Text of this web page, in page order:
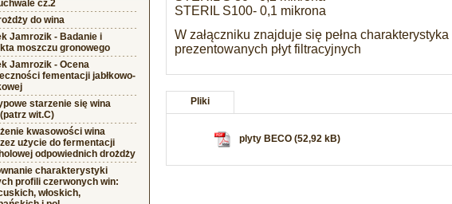
cz.2
do wina
Jamrozik - Badanie i
moszczu gronowego
Jamrozik - Ocena
fementacji jabłkowo-
starzenie się wina
wit.C)
kwasowości wina
użycie do fermentacji
odpowiednich drożdży
charakterystyki
profili czerwonych win:
włoskich,
STERIL S100- 0,1 mikrona
W załączniku znajduje się pełna charakterystyka
prezentowanych płyt filtracyjnych
Pliki
plyty BECO (52,92 kB)